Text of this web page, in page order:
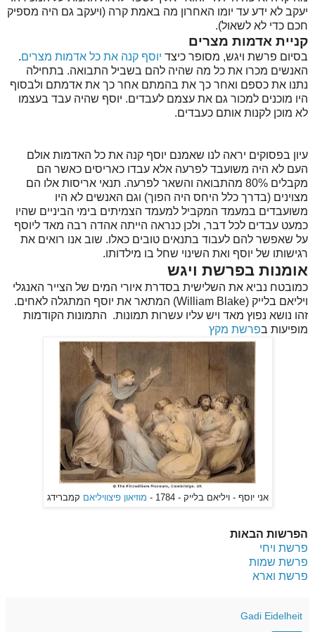
יעקב לא ידע עד יומו האחרון מה באמת קרה (ויעקב גם היה מספיק
חכם כדי לא לשאול).
קניית אדמות מצרים
בסיום פרשת ויגש, מסופר כיצד יוסף קנה את כל אדמות מצרים.
האנשים מכרו את כל מה שהיה להם בשביל התבואה. בתחילה
נתנו את כספם ואחר כך את בהמתם אחר כך את אדמתם ולבסוף
היו מוכנים למכור גם את עצמם לעבדים. יוסף שהיה עבד בעצמו
לא מוכן לקנות אותם כעבדים.
עיון בפסוקים יראה לנו שאמנם יוסף קנה את כל האדמות אולם
העם לא היה משועבד לפרעה אלא עבדו כאריסים כאשר הם
מקבלים 80% מהתבואה והשאר לפרעה. תנאי אריסות אלו הם
מצוינים (בדרך כלל היחס היה הפוך) וגם האנשים לא היו
משועבדים במעמד המקביל למעמד הצמיתים בימי הביניים שהיו
כמעט עבדים לכל דבר, ולכן כנראה הייתה אהדה רבה מאד ליוסף
על שאפשר להם לעבוד בתנאים טובים כאלו. שוב אנו רואים את
רגישותו של יוסף ואת השינוי שחל בו מילדותו.
אומנות בפרשת ויגש
כמובטח נביא את השלישית בסדרת איורי המים של הצייר האנגלי
ויליאם בלייק (William Blake) המתאר את יוסף המתגלה לאחים.
זהו נושא נפוץ מאד ויש עליו עשרות תמונות. התמונות הקודמות
מופיעות בפרשת מקץ
אני יוסף - ויליאם בלייק - 1784 - מוזיאון פיצוויליאם קמברידג
הפרשות הבאות
פרשת ויחי
פרשת שמות
פרשת וארא
Gadi Eidelheit